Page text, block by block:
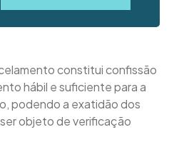
constitui confissão
hábil e suficiente para a
podendo a exatidão dos
objeto de verificação